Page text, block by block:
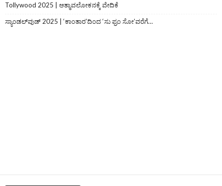
Tollywood 2025 | ಆತ್ಮಾವಲೋಕನಕ್ಕೆ ವೇದಿಕೆ
ಸ್ಯಾಂಡಲ್‌ವುಡ್‌ 2025 | ‘ಕಾಂತಾರ’ದಿಂದ ‘ಸು ಫ್ರಂ ಸೋ’ವರೆಗೆ…